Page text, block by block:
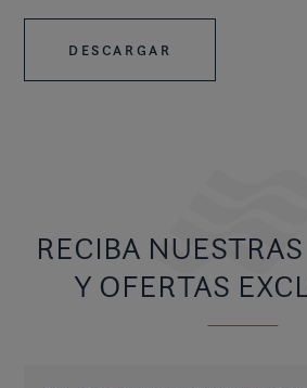
DESCARGAR
RECIBA
Y OFERTAS